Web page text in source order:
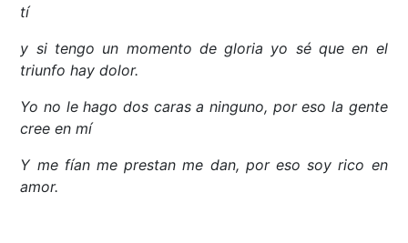
tí
y si tengo un momento de gloria yo sé que en el
triunfo hay dolor.
Yo no le hago dos caras a ninguno, por eso la gente
cree en mí
Y me fían me prestan me dan, por eso soy rico en
amor.